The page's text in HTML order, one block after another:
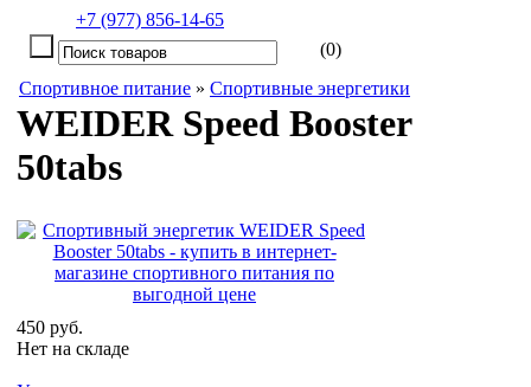
+7 (977) 856-14-65
(0)
Спортивное питание » Спортивные энергетики
WEIDER Speed Booster
50tabs
450 руб.
Нет на складе